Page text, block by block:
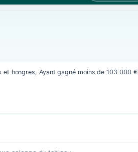
et hongres, Ayant gagné moins de 103 000 €